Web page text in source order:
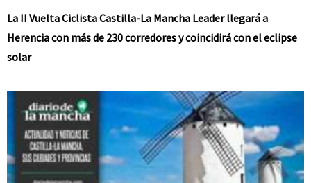
La II Vuelta Ciclista Castilla-La Mancha Leader llegará a
Herencia con más de 230 corredores y coincidirá con el eclipse
solar